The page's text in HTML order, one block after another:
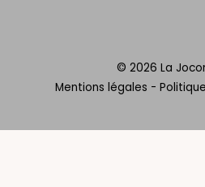
© 2026 La
Mentions légales -